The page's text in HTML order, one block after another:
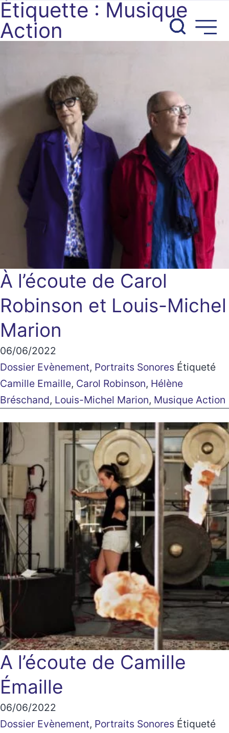
Aller
au
contenu
Étiquette : Musique
Action
À l’écoute de Carol
Robinson et Louis-Michel
Marion
06/06/2022
Dossier Evènement, Portraits Sonores Étiqueté
Camille Emaille, Carol Robinson, Hélène
Bréschand, Louis-Michel Marion, Musique Action
A l’écoute de Camille
Émaille
06/06/2022
Dossier Evènement, Portraits Sonores Étiqueté